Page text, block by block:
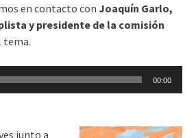
en contacto con Joaquín Garlo,
y presidente de la comisión
tema.
00:00
junto a